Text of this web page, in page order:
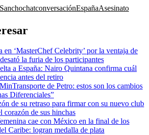
chatconversaciónEspañaAsesinato
en ‘MasterChef Celebrity’ por la ventaja de
la furia de los participantes
a España: Nairo Quintana confirma cuál
antes del retiro
de Petro: estos son los cambios
Diferenciales”
de su retraso para firmar con su nuevo club
corazón de sus hinchas
cae con México en la final de los
Caribe: logran medalla de plata